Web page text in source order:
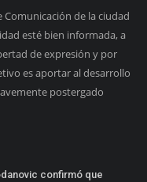
de la ciudad
esté bien informada, a
de expresión y por
es aportar al desarrollo
postergado
confirmó que